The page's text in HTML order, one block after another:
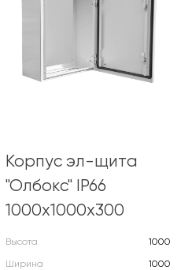
Корпус эл-щита
"Олбокс" IP66
1000х1000х300
Высота
1000
Ширина
1000